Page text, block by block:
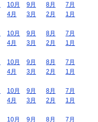
10月 9月 8月
7月
4月 3月 2月
1月
10月 9月 8月
7月
4月 3月 2月
1月
10月 9月 8月
7月
4月 3月 2月
1月
10月 9月 8月
7月
4月 3月 2月
1月
10月 9月 8月 7月